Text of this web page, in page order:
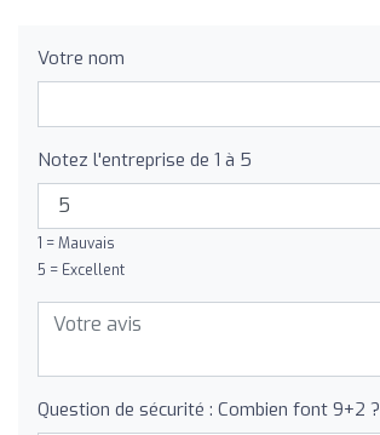
Votre nom
Notez l'entreprise de 1 à 5
1 = Mauvais
5 = Excellent
Question de sécurité : Combien font 9+2 ?